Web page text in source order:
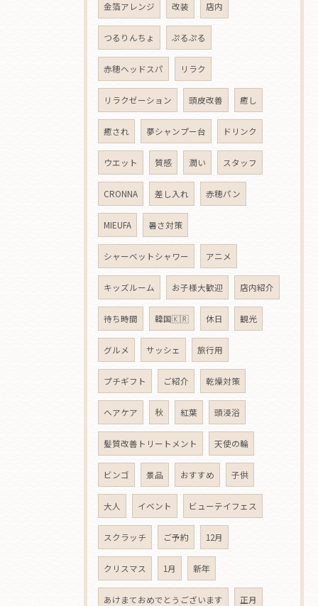
金箔アレンジ 改装 店内
つるりんちょ ぷるぷる
赤穂ヘッドスパ リラク
リラクゼーション 頭皮改善 癒し
癒され 夢シャンプー台 ドリンク
ウエット 質感 潤い スタッフ
CRONNA 差し入れ 赤穂パン
MIEUFA 暑さ対策
シャーベットシャワー アニメ
キッズルーム お子様大歓迎 店内紹介
待ち時間 韓国🇰🇷 休日 観光
グルメ サッシェ 旅行用
プチギフト ご紹介 乾燥対策
ヘアケア 秋 紅葉 頭浸浴
髪質改善トリートメント 天使の輪
ビンゴ 景品 おすすめ 子供
大人 イベント ビューテイフェス
スクラッチ ご予約 12月
クリスマス 1月 新年
あけまておめでとうございます 正月